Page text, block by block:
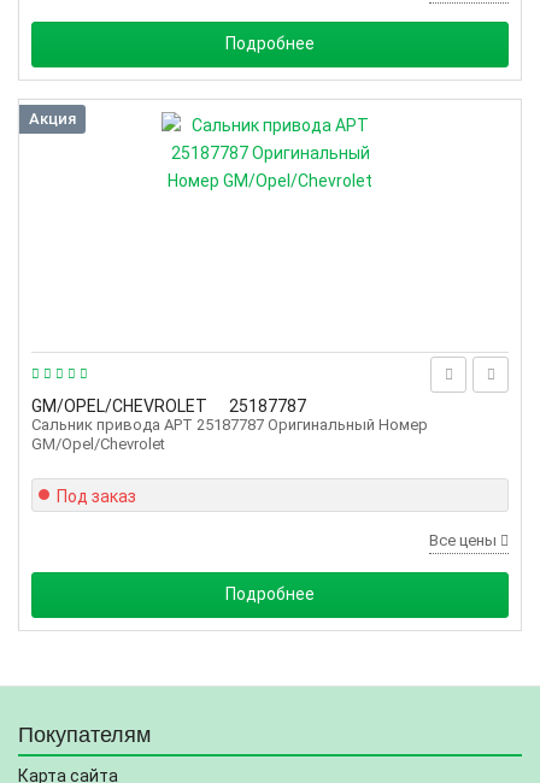
Подробнее
GM/OPEL/CHEVROLET 25187787
Сальник привода АРТ 25187787 Оригинальный Номер
GM/Opel/Chevrolet
Акция
Под заказ
Все цены
Подробнее
Покупателям
Карта сайта